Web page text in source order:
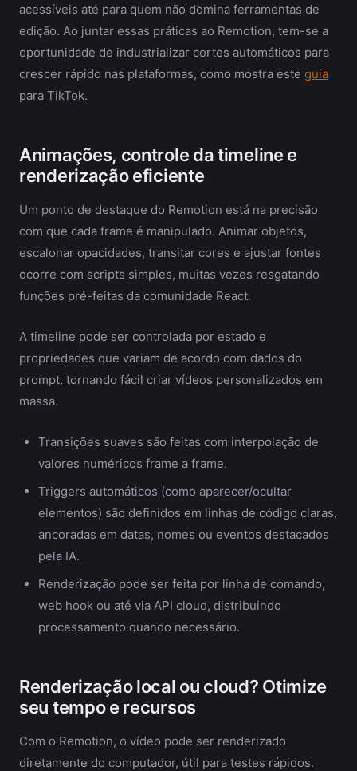
acessíveis até para quem não domina ferramentas de
edição. Ao juntar essas práticas ao Remotion, tem-se a
oportunidade de industrializar cortes automáticos para
crescer rápido nas plataformas, como mostra este guia
para TikTok.
Animações, controle da timeline e
renderização eficiente
Um ponto de destaque do Remotion está na precisão
com que cada frame é manipulado. Animar objetos,
escalonar opacidades, transitar cores e ajustar fontes
ocorre com scripts simples, muitas vezes resgatando
funções pré-feitas da comunidade React.
A timeline pode ser controlada por estado e
propriedades que variam de acordo com dados do
prompt, tornando fácil criar vídeos personalizados em
massa.
Transições suaves são feitas com interpolação de
valores numéricos frame a frame.
Triggers automáticos (como aparecer/ocultar
elementos) são definidos em linhas de código claras,
ancoradas em datas, nomes ou eventos destacados
pela IA.
Renderização pode ser feita por linha de comando,
web hook ou até via API cloud, distribuindo
processamento quando necessário.
Renderização local ou cloud? Otimize
seu tempo e recursos
Com o Remotion, o vídeo pode ser renderizado
diretamente do computador, útil para testes rápidos.